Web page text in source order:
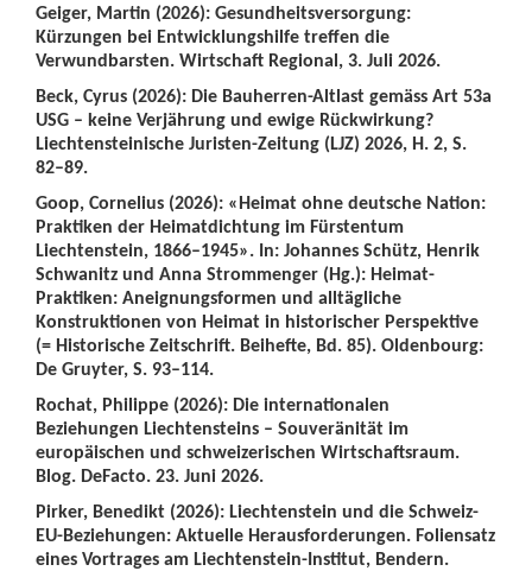
Geiger, Martin (2026): Gesundheitsversorgung:
Kürzungen bei Entwicklungshilfe treffen die
Verwundbarsten. Wirtschaft Regional, 3. Juli 2026.
Beck, Cyrus (2026): Die Bauherren-Altlast gemäss Art 53a
USG – keine Verjährung und ewige Rückwirkung?
Liechtensteinische Juristen-Zeitung (LJZ) 2026, H. 2, S.
82–89.
Goop, Cornelius (2026): «Heimat ohne deutsche Nation:
Praktiken der Heimatdichtung im Fürstentum
Liechtenstein, 1866–1945». In: Johannes Schütz, Henrik
Schwanitz und Anna Strommenger (Hg.): Heimat-
Praktiken: Aneignungsformen und alltägliche
Konstruktionen von Heimat in historischer Perspektive
(= Historische Zeitschrift. Beihefte, Bd. 85). Oldenbourg:
De Gruyter, S. 93–114.
Rochat, Philippe (2026): Die internationalen
Beziehungen Liechtensteins – Souveränität im
europäischen und schweizerischen Wirtschaftsraum.
Blog. DeFacto. 23. Juni 2026.
Pirker, Benedikt (2026): Liechtenstein und die Schweiz-
EU-Beziehungen: Aktuelle Herausforderungen. Foliensatz
eines Vortrages am Liechtenstein-Institut, Bendern.